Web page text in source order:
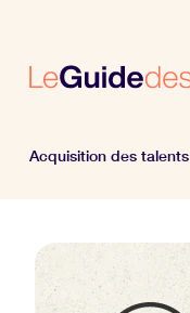
Acquisition des talents